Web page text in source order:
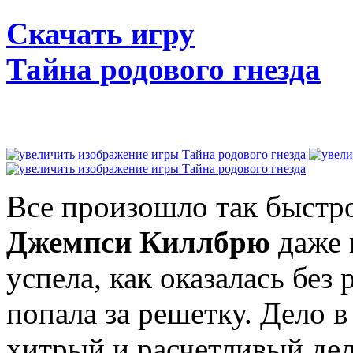
Скачать игру
Тайна родового гнезда
Все произошло так
Джемпси Киллбрю даже
успела, как оказалась
попала за решетку. Дело